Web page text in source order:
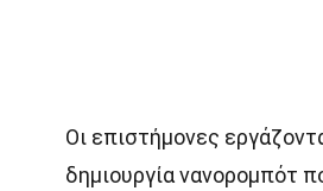
Οι επιστήμονες
δημιουργία νανορομπότ